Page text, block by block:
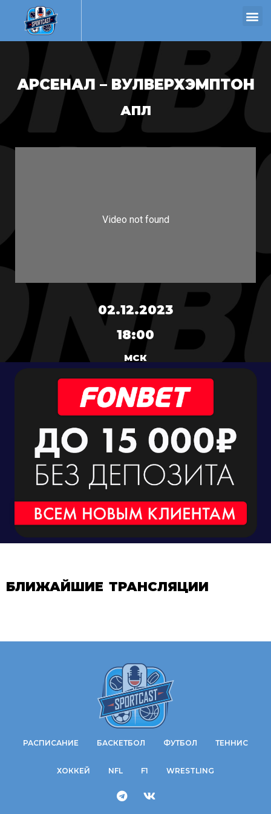
АРСЕНАЛ – ВУЛВЕРХЭМПТОН
АПЛ
02.12.2023
18:00
МСК
БЛИЖАЙШИЕ ТРАНСЛЯЦИИ
РАСПИСАНИЕ БАСКЕТБОЛ ФУТБОЛ ТЕННИС
ХОККЕЙ NFL F1 WRESTLING